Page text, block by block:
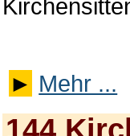
► Mehr ...